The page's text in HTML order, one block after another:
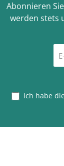
Abonnieren
werden stets
Ich habe